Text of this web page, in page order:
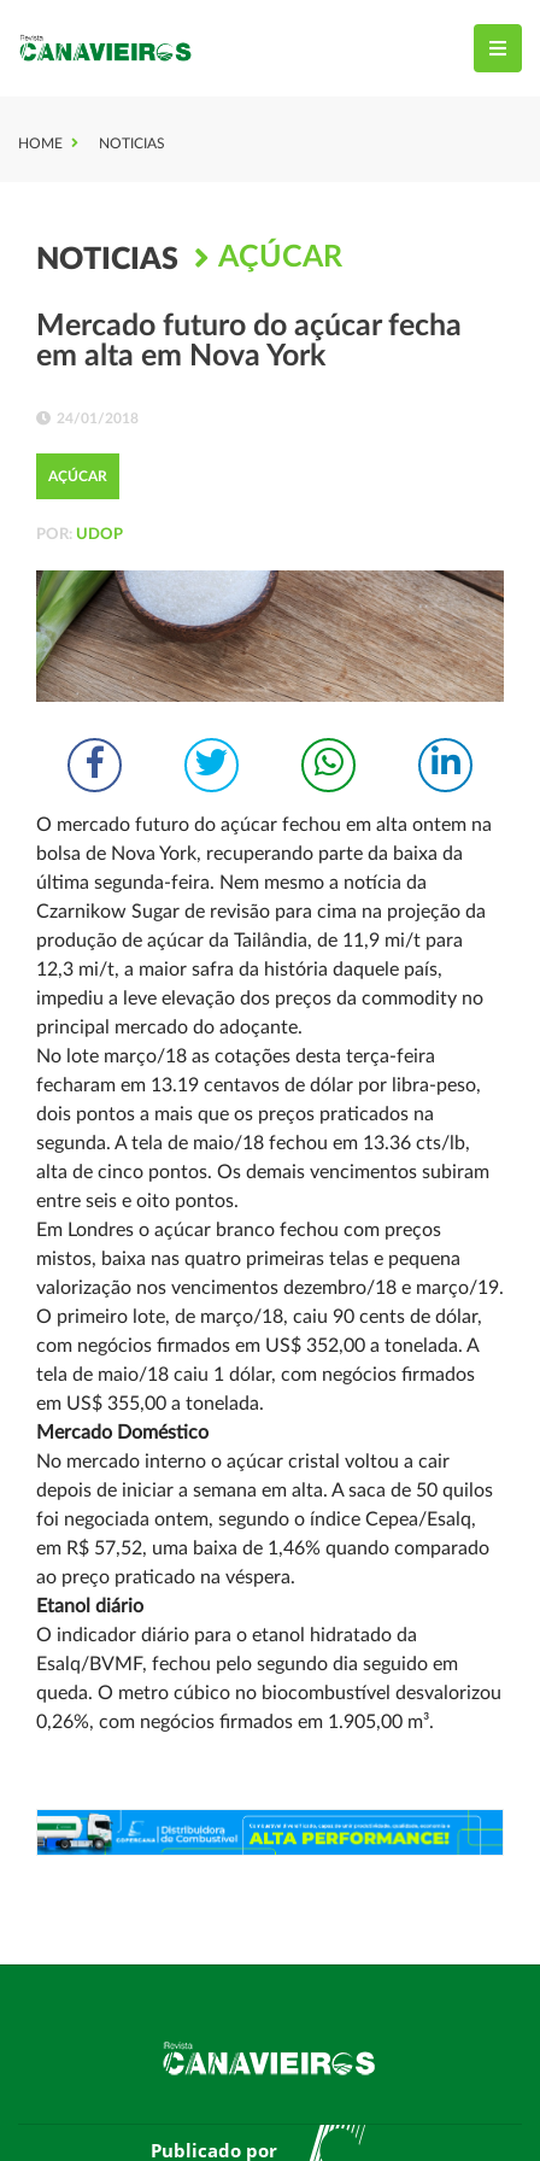
HOME NOTICIAS
NOTICIAS AÇÚCAR
Mercado futuro do açúcar fecha
em alta em Nova York
24/01/2018
AÇÚCAR
POR: UDOP
O mercado futuro do açúcar fechou em alta ontem na
bolsa de Nova York, recuperando parte da baixa da
última segunda-feira. Nem mesmo a notícia da
Czarnikow Sugar de revisão para cima na projeção da
produção de açúcar da Tailândia, de 11,9 mi/t para
12,3 mi/t, a maior safra da história daquele país,
impediu a leve elevação dos preços da commodity no
principal mercado do adoçante.
No lote março/18 as cotações desta terça-feira
fecharam em 13.19 centavos de dólar por libra-peso,
dois pontos a mais que os preços praticados na
segunda. A tela de maio/18 fechou em 13.36 cts/lb,
alta de cinco pontos. Os demais vencimentos subiram
entre seis e oito pontos.
Em Londres o açúcar branco fechou com preços
mistos, baixa nas quatro primeiras telas e pequena
valorização nos vencimentos dezembro/18 e março/19.
O primeiro lote, de março/18, caiu 90 cents de dólar,
com negócios firmados em US$ 352,00 a tonelada. A
tela de maio/18 caiu 1 dólar, com negócios firmados
em US$ 355,00 a tonelada.
Mercado Doméstico
No mercado interno o açúcar cristal voltou a cair
depois de iniciar a semana em alta. A saca de 50 quilos
foi negociada ontem, segundo o índice Cepea/Esalq,
em R$ 57,52, uma baixa de 1,46% quando comparado
ao preço praticado na véspera.
Etanol diário
O indicador diário para o etanol hidratado da
Esalq/BVMF, fechou pelo segundo dia seguido em
queda. O metro cúbico no biocombustível desvalorizou
0,26%, com negócios firmados em 1.905,00 m³.
Publicado por